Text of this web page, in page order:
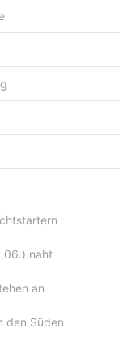
naht
an
den Süden